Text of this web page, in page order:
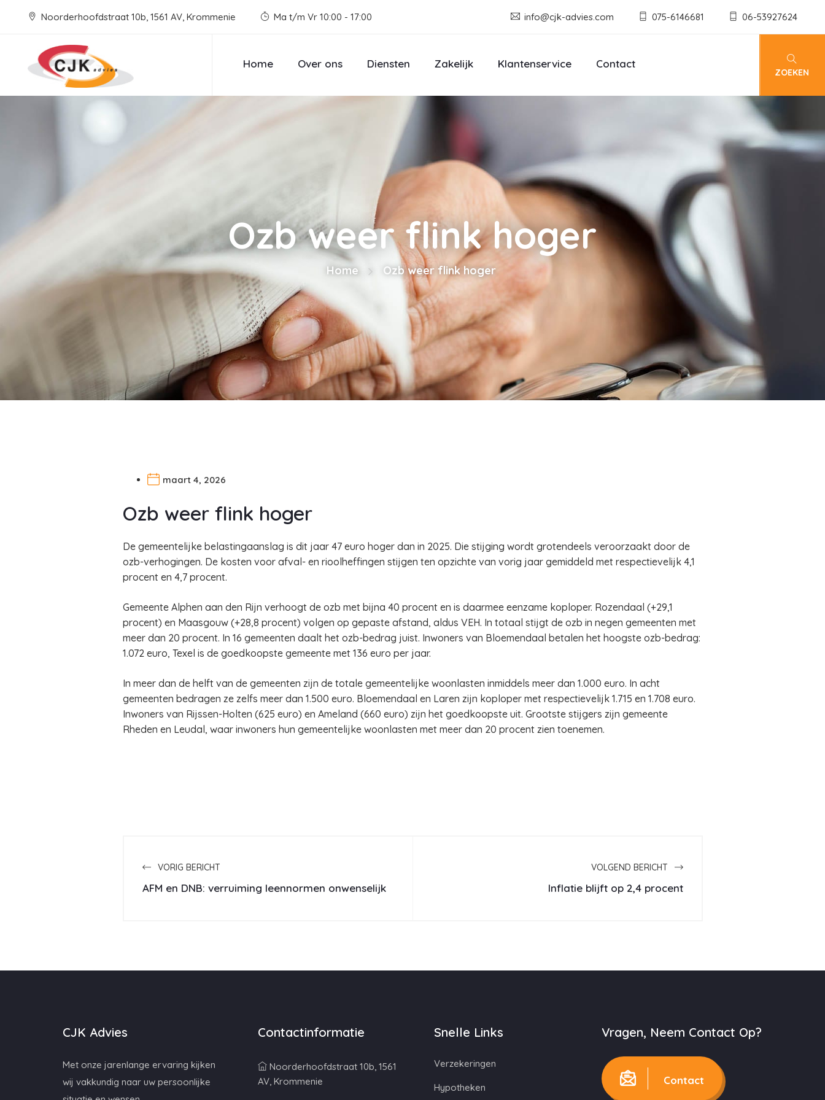
Noorderhoofdstraat 10b, 1561 AV, Krommenie Ma t/m Vr 10:00 - 17:00 info@cjk-advies.com 075-6146681 06-53927624
Home Over ons Diensten Zakelijk Klantenservice Contact
ZOEKEN
Ozb weer flink hoger
Home Ozb weer flink hoger
maart 4, 2026
Ozb weer flink hoger
De gemeentelijke belastingaanslag is dit jaar 47 euro hoger dan in 2025. Die stijging wordt grotendeels veroorzaakt door de
ozb-verhogingen. De kosten voor afval- en rioolheffingen stijgen ten opzichte van vorig jaar gemiddeld met respectievelijk 4,1
procent en 4,7 procent.
Gemeente Alphen aan den Rijn verhoogt de ozb met bijna 40 procent en is daarmee eenzame koploper. Rozendaal (+29,1
procent) en Maasgouw (+28,8 procent) volgen op gepaste afstand, aldus VEH. In totaal stijgt de ozb in negen gemeenten met
meer dan 20 procent. In 16 gemeenten daalt het ozb-bedrag juist. Inwoners van Bloemendaal betalen het hoogste ozb-bedrag:
1.072 euro, Texel is de goedkoopste gemeente met 136 euro per jaar.
In meer dan de helft van de gemeenten zijn de totale gemeentelijke woonlasten inmiddels meer dan 1.000 euro. In acht
gemeenten bedragen ze zelfs meer dan 1.500 euro. Bloemendaal en Laren zijn koploper met respectievelijk 1.715 en 1.708 euro.
Inwoners van Rijssen-Holten (625 euro) en Ameland (660 euro) zijn het goedkoopste uit. Grootste stijgers zijn gemeente
Rheden en Leudal, waar inwoners hun gemeentelijke woonlasten met meer dan 20 procent zien toenemen.
VORIG BERICHT
AFM en DNB: verruiming leennormen onwenselijk
VOLGEND BERICHT
Inflatie blijft op 2,4 procent
CJK Advies
Met onze jarenlange ervaring kijken
wij vakkundig naar uw persoonlijke
Contactinformatie
Noorderhoofdstraat 10b, 1561
AV, Krommenie
Snelle Links
Verzekeringen
Hypotheken
Vragen, Neem Contact Op?
Contact